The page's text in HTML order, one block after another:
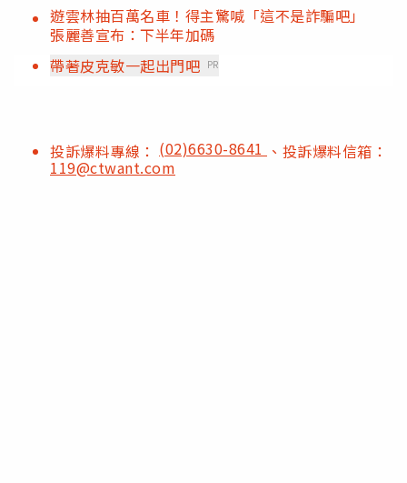
遊雲林抽百萬名車！得主驚喊「這不是詐騙吧」
張麗善宣布：下半年加碼
帶著皮克敏一起出門吧 PR
投訴爆料專線： (02)6630-8641 、投訴爆料信箱：
119@ctwant.com